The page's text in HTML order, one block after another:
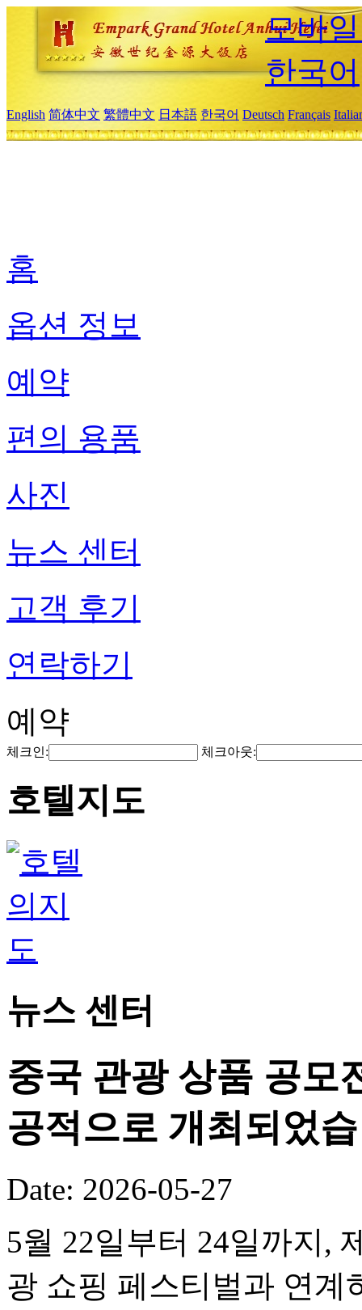
모바
한국어
English 简体中文 繁體中文 日本語 한국어 Deutsch Français
홈
옵션 정보
예약
편의 용품
사진
뉴스 센터
고객 후기
연락하기
예약
체크인: 체크아웃:
호텔지도
뉴스 센터
중국 관광 상품 공모
공적으로 개최되었
Date: 2026-05-27
5월 22일부터 24일까지,
광 쇼핑 페스티벌과 연계